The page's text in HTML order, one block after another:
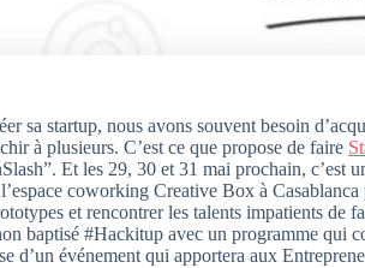
sa startup, nous avons souvent besoin
à plusieurs. C’est ce que propose de faire
Et les 29, 30 et 31 mai prochain, c’est
coworking Creative Box à
et rencontrer les talents impatients de
baptisé #Hackitup avec un programme qui
d’un événement qui apportera aux